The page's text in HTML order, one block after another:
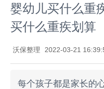
婴幼儿买什么重
买什么重疾划算
沃保整理 2022-03-21
每个孩子都是家长的